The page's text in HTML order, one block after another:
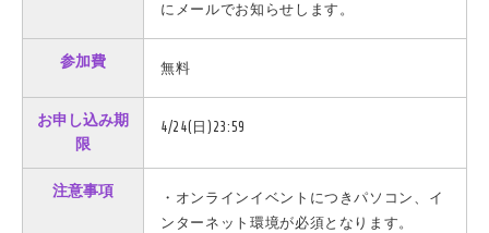
にメールでお知らせします。
参加費 無料
お申し込み期
限
4/24(日)23:59
注意事項
・オンラインイベントにつきパソコン、イ
ンターネット環境が必須となります。